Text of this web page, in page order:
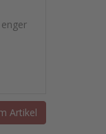
Artikel